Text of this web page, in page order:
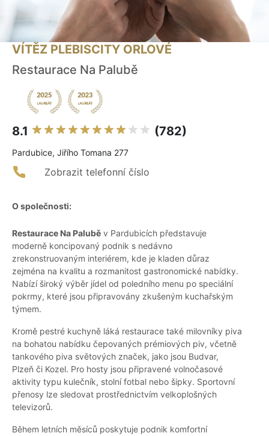
VÍTĚZ PLEBISCITY ORLOVÉ
Restaurace Na Palubě
8.1 (782)
Pardubice, Jiřího Tomana 277
Zobrazit telefonní číslo
O společnosti:
Restaurace Na Palubě v Pardubicích představuje
moderně koncipovaný podnik s nedávno
zrekonstruovaným interiérem, kde je kladen důraz
zejména na kvalitu a rozmanitost gastronomické nabídky.
Nabízí široký výběr jídel od poledního menu po speciální
pokrmy, které jsou připravovány zkušeným kuchařským
týmem.
Kromě pestré kuchyně láká restaurace také milovníky piva
na bohatou nabídku čepovaných prémiových piv, včetně
tankového piva světových značek, jako jsou Budvar,
Plzeň či Kozel. Pro hosty jsou připravené volnočasové
aktivity typu kulečník, stolní fotbal nebo šipky. Sportovní
přenosy lze sledovat prostřednictvím velkoplošných
televizorů.
Během letních měsíců poskytuje podnik komfortní